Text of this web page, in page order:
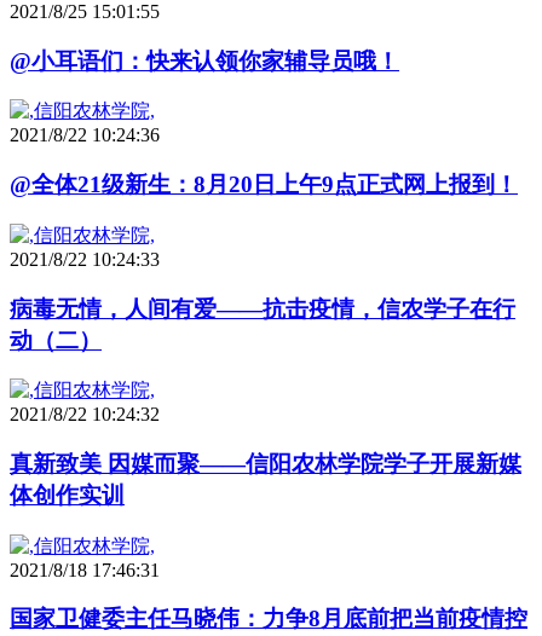
2021/8/25 15:01:55
@小耳语们：快来认领你家辅导员哦！
2021/8/22 10:24:36
@全体21级新生：8月20日上午9点正式网上报到！
2021/8/22 10:24:33
病毒无情，人间有爱——抗击疫情，信农学子在行
动（二）
2021/8/22 10:24:32
真新致美 因媒而聚——信阳农林学院学子开展新媒
体创作实训
2021/8/18 17:46:31
国家卫健委主任马晓伟：力争8月底前把当前疫情控